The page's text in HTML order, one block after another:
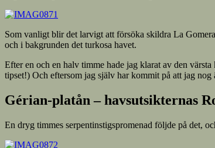
Som vanligt blir det larvigt att försöka skildra La
och i bakgrunden det turkosa havet.
Efter en och en halv timme hade jag klarat av den
tipset!) Och eftersom jag själv har kommit på att jag
Gérian-platån – havsutsikternas
En dryg timmes serpentinstigspromenad följde på det,